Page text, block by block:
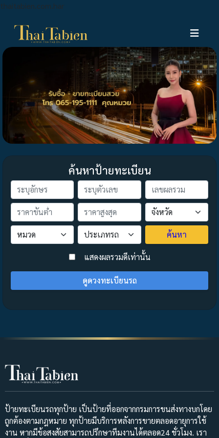
thaitabien.com.har
ค้นหาป้ายทะเบียน
ค้นหา
> แสดงผลรวมดีเท่านั้น
ดูดวงทะเบียนรถ
ป้ายทะเบียนรถทุกป้าย เป็นป้ายที่ออกจากกรมการขนส่งทางบกโดย
ถูกต้องตามกฎหมาย ทุกป้ายมีบริการหลังการขายตลอดอายุการใช้
งาน หากมีข้อสงสัยสามารถปรึกษาทีมงานได้ตลอด24 ชั่วโมง. เรา